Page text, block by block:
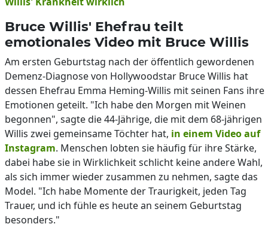
Bruce Willis' Ehefrau teilt
emotionales Video mit Bruce Willis
Am ersten Geburtstag nach der öffentlich gewordenen
Demenz-Diagnose von Hollywoodstar Bruce Willis hat
dessen Ehefrau Emma Heming-Willis mit seinen Fans ihre
Emotionen geteilt. "Ich habe den Morgen mit Weinen
begonnen", sagte die 44-Jährige, die mit dem 68-jährigen
Willis zwei gemeinsame Töchter hat, in einem Video auf
Instagram. Menschen lobten sie häufig für ihre Stärke,
dabei habe sie in Wirklichkeit schlicht keine andere Wahl,
als sich immer wieder zusammen zu nehmen, sagte das
Model. "Ich habe Momente der Traurigkeit, jeden Tag
Trauer, und ich fühle es heute an seinem Geburtstag
besonders."